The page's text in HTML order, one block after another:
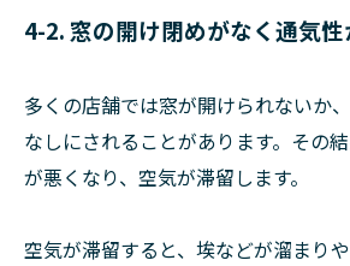
4-2. 窓の開け閉めがなく通気
多くの店舗では窓が開けられないか
なしにされることがあります。その
が悪くなり、空気が滞留します。
空気が滞留すると、埃などが溜まり